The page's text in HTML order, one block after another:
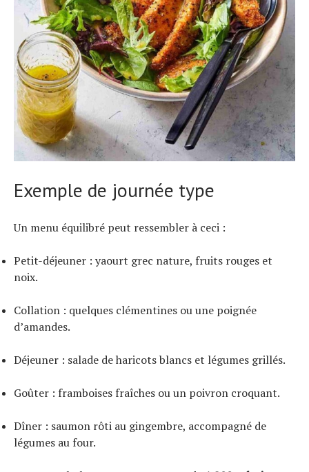
Exemple de journée type
Un menu équilibré peut ressembler à ceci :
Petit-déjeuner : yaourt grec nature, fruits rouges et
noix.
Collation : quelques clémentines ou une poignée
d’amandes.
Déjeuner : salade de haricots blancs et légumes grillés.
Goûter : framboises fraîches ou un poivron croquant.
Dîner : saumon rôti au gingembre, accompagné de
légumes au four.